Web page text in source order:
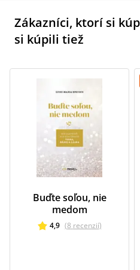
Zákazníci, ktorí si
si kúpili tiež
Buďte soľou, nie
medom
4,9 (8 recenzií)